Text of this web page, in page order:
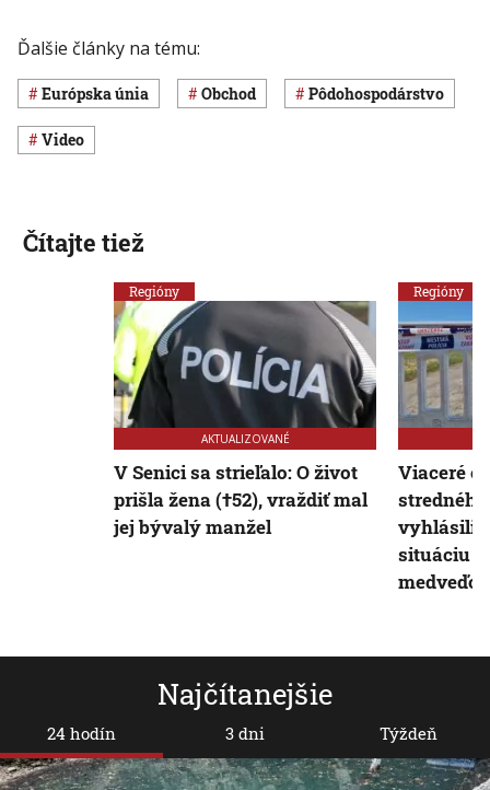
Ďalšie články na tému:
Európska únia obchod pôdohospodárstvo
Video
Najčítanejšie
24 hodín 3 dni Týždeň
Čítajte tiež
Regióny
AKTUALIZOVANÉ
V Senici sa strieľalo: O život
prišla žena (†52), vraždiť mal
jej bývalý manžel
Regióny
Viaceré
vyhlásili
situáciu
medveďov